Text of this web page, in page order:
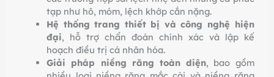
tạp như hô, móm, lệch khớp cắn nặng.
Hệ thống trang thiết bị và công nghệ hiện
đại, hỗ trợ chẩn đoán chính xác và lập kế
hoạch điều trị cá nhân hóa.
Giải pháp niềng răng toàn diện, bao gồm